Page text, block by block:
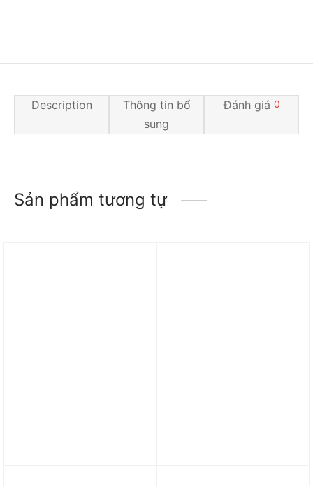
Description
Thông tin bổ
sung
Đánh giá 0
Sản phẩm tương tự